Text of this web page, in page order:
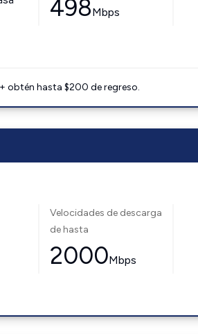
498Mbps
obtén hasta $200 de regreso.
Velocidades de descarga
de hasta
2000Mbps